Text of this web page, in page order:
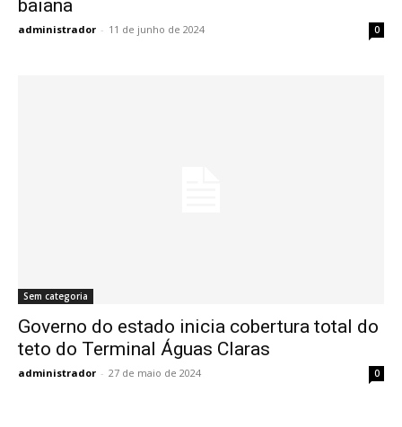
baiana
administrador - 11 de junho de 2024 0
Sem categoria
Governo do estado inicia cobertura total do
teto do Terminal Águas Claras
administrador - 27 de maio de 2024 0